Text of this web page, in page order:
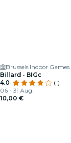
Billard - BIGc
4.0
(1)
06 - 31 Aug.
10,00 €